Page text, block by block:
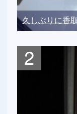
久しぶりに香